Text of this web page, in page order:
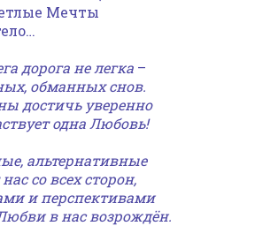
Мечты
дорога не легка –
обманных снов.
достичь уверенно
одна Любовь!
альтернативные
со всех сторон,
и перспективами
в нас возрождён.